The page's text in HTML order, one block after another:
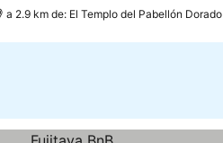
a 2.9 km de: El Templo del Pabellón Dorado